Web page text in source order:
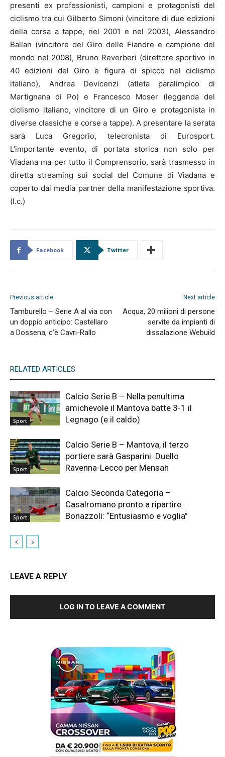
presenti ex professionisti, campioni e protagonisti del
ciclismo tra cui Gilberto Simoni (vincitore di due edizioni
della corsa a tappe, nel 2001 e nel 2003), Alessandro
Ballan (vincitore del Giro delle Fiandre e campione del
mondo nel 2008), Bruno Reverberi (direttore sportivo in
40 edizioni del Giro e figura di spicco nel ciclismo
italiano), Andrea Devicenzi (atleta paralimpico di
Martignana di Po) e Francesco Moser (leggenda del
ciclismo italiano, vincitore di un Giro e protagonista in
diverse classiche e corse a tappe). A presentare la serata
sarà Luca Gregorio, telecronista di Eurosport.
L’importante evento, di portata storica non solo per
Viadana ma per tutto il Comprensorio, sarà trasmesso in
diretta streaming sui social del Comune di Viadana e
coperto dai media partner della manifestazione sportiva.
(l.c.)
Facebook Twitter
Previous article
Tamburello – Serie A al via con
un doppio anticipo: Castellaro
a Dossena, c’è Cavri-Rallo
Next article
Acqua, 20 milioni di persone
servite da impianti di
dissalazione Webuild
RELATED ARTICLES
Sport
Calcio Serie B – Nella penultima
amichevole il Mantova batte 3-1 il
Legnago (e il caldo)
Sport
Calcio Serie B – Mantova, il terzo
portiere sarà Gasparini. Duello
Ravenna-Lecco per Mensah
Sport
Calcio Seconda Categoria –
Casalromano pronto a ripartire.
Bonazzoli: “Entusiasmo e voglia”
LEAVE A REPLY
LOG IN TO LEAVE A COMMENT